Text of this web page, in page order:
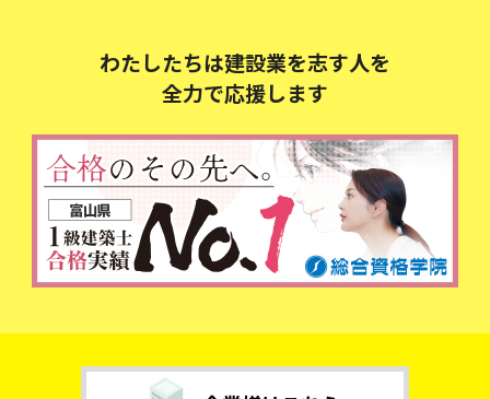
わたしたちは建設業を志す人を
全力で応援します